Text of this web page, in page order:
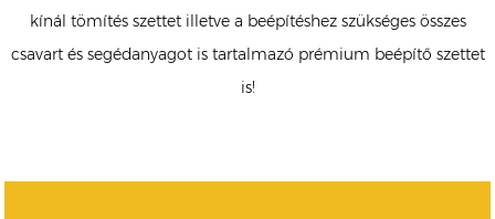
kínál tömítés szettet illetve a beépítéshez szükséges összes
csavart és segédanyagot is tartalmazó prémium beépítő szettet
is!